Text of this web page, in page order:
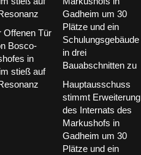
Offenen Tür
Bosco-
in
stieß auf
Hauptausschuss
stimmt Erweiterung
des Internats des
Markushofs in
Gadheim um 30
Plätze und ein